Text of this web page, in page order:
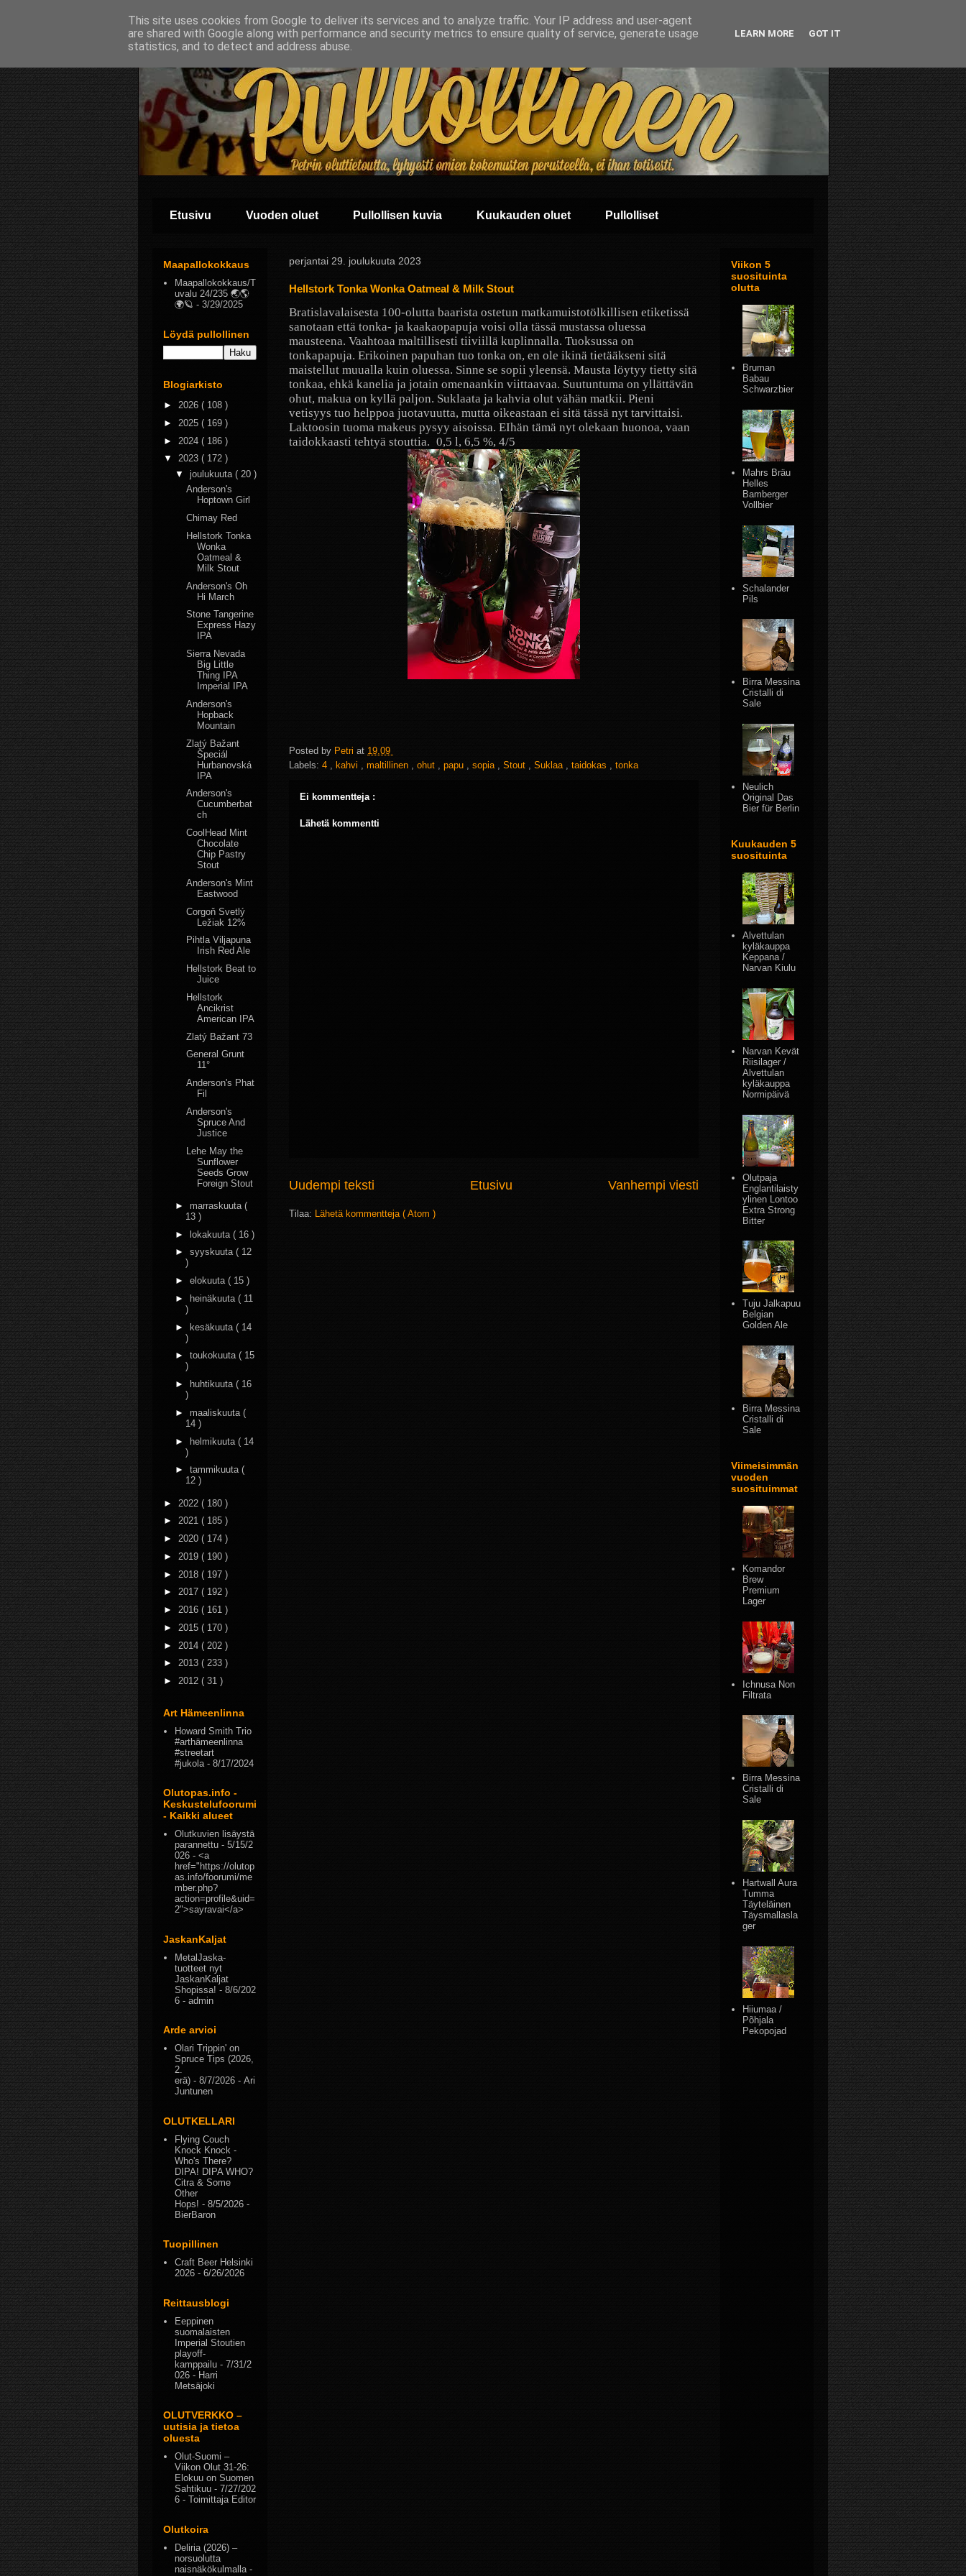
Etusivu Vuoden oluet Pullollisen kuvia Kuukauden oluet Pullolliset
perjantai 29. joulukuuta 2023
Hellstork Tonka Wonka Oatmeal & Milk Stout
Bratislavalaisesta 100-olutta baarista ostetun matkamuistotölkillisen etiketissä
sanotaan että tonka- ja kaakaopapuja voisi olla tässä mustassa oluessa
mausteena. Vaahtoaa maltillisesti tiiviillä kuplinnalla. Tuoksussa on
tonkapapuja. Erikoinen papuhan tuo tonka on, en ole ikinä tietääkseni sitä
maistellut muualla kuin oluessa. Sinne se sopii yleensä. Mausta löytyy tietty sitä
tonkaa, ehkä kanelia ja jotain omenaankin viittaavaa. Suutuntuma on yllättävän
ohut, makua on kyllä paljon. Suklaata ja kahvia olut vähän matkii. Pieni
vetisyys tuo helppoa juotavuutta, mutta oikeastaan ei sitä tässä nyt tarvittaisi.
Laktoosin tuoma makeus pysyy aisoissa. EIhän tämä nyt olekaan huonoa, vaan
taidokkaasti tehtyä stouttia. 0,5 l, 6,5 %, 4/5
Posted by Petri at 19.09
Labels: 4 kahvi maltillinen ohut papu sopia Stout Suklaa taidokas tonka
Ei kommentteja :
Lähetä kommentti
Uudempi teksti Vanhempi viesti
Etusivu
Tilaa: Lähetä kommentteja ( Atom )
Maapallokokkaus
Maapallokokkaus/T
uvalu 24/235 🌏🌎
🌍🪐 - 3/29/2025
Löydä pullollinen
Blogiarkisto
► 2026 ( 108 )
► 2025 ( 169 )
► 2024 ( 186 )
▼ 2023 ( 172 )
▼ joulukuuta ( 20 )
Anderson's
Hoptown Girl
Chimay Red
Hellstork Tonka
Wonka
Oatmeal &
Milk Stout
Anderson's Oh
Hi March
Stone Tangerine
Express Hazy
IPA
Sierra Nevada
Big Little
Thing IPA
Imperial IPA
Anderson's
Hopback
Mountain
Zlatý Bažant
Špeciál
Hurbanovská
IPA
Anderson's
Cucumberbat
ch
CoolHead Mint
Chocolate
Chip Pastry
Stout
Anderson's Mint
Eastwood
Corgoň Svetlý
Ležiak 12%
Pihtla Viljapuna
Irish Red Ale
Hellstork Beat to
Juice
Hellstork
Ancikrist
American IPA
Zlatý Bažant 73
General Grunt
11°
Anderson's Phat
Fil
Anderson's
Spruce And
Justice
Lehe May the
Sunflower
Seeds Grow
Foreign Stout
► marraskuuta (
13 )
► lokakuuta ( 16 )
► syyskuuta ( 12
)
► elokuuta ( 15 )
►
heinäkuuta ( 11
)
► kesäkuuta ( 14
)
► toukokuuta ( 15
)
►
huhtikuuta ( 16
)
► maaliskuuta (
14 )
► helmikuuta ( 14
)
► tammikuuta (
12 )
► 2022 ( 180 )
► 2021 ( 185 )
► 2020 ( 174 )
► 2019 ( 190 )
► 2018 ( 197 )
► 2017 ( 192 )
► 2016 ( 161 )
► 2015 ( 170 )
► 2014 ( 202 )
► 2013 ( 233 )
► 2012 ( 31 )
Art Hämeenlinna
Howard Smith Trio
#arthämeenlinna
#streetart
#jukola - 8/17/2024
Olutopas.info -
Keskustelufoorumi
- Kaikki alueet
Olutkuvien lisäystä
parannettu - 5/15/2
026 - <a
href="https://olutop
as.info/foorumi/me
mber.php?
action=profile&uid=
2">sayravai</a>
JaskanKaljat
MetalJaska-
tuotteet nyt
JaskanKaljat
Shopissa! - 8/6/202
6 - admin
Arde arvioi
Olari Trippin' on
Spruce Tips (2026,
2.
erä) - 8/7/2026 - Ari
Juntunen
OLUTKELLARI
Flying Couch
Knock Knock -
Who's There?
DIPA! DIPA WHO?
Citra & Some
Other
Hops! - 8/5/2026 -
BierBaron
Tuopillinen
Craft Beer Helsinki
2026 - 6/26/2026
Reittausblogi
Eeppinen
suomalaisten
Imperial Stoutien
playoff-
kamppailu - 7/31/2
026 - Harri
Metsäjoki
OLUTVERKKO –
uutisia ja tietoa
oluesta
Olut-Suomi –
Viikon Olut 31-26:
Elokuu on Suomen
Sahtikuu - 7/27/202
6 - Toimittaja Editor
Olutkoira
Deliria (2026) –
norsuolutta
naisnäkökulmalla -
Viikon 5
suosituinta
olutta
Bruman
Babau
Schwarzbier
Mahrs Bräu
Helles
Bamberger
Vollbier
Schalander
Pils
Birra Messina
Cristalli di
Sale
Neulich
Original Das
Bier für Berlin
Kuukauden 5
suosituinta
Alvettulan
kyläkauppa
Keppana /
Narvan Kiulu
Narvan Kevät
Riisilager /
Alvettulan
kyläkauppa
Normipäivä
Olutpaja
Englantilaisty
ylinen Lontoo
Extra Strong
Bitter
Tuju Jalkapuu
Belgian
Golden Ale
Birra Messina
Cristalli di
Sale
Viimeisimmän
vuoden
suosituimmat
Komandor
Brew
Premium
Lager
Ichnusa Non
Filtrata
Birra Messina
Cristalli di
Sale
Hartwall Aura
Tumma
Täyteläinen
Täysmallasla
ger
Hiiumaa /
Põhjala
Pekopojad
This site uses cookies from Google to deliver its services and to analyze traffic. Your IP address and user-agent
are shared with Google along with performance and security metrics to ensure quality of service, generate usage
statistics, and to detect and address abuse.
LEARN MORE GOT IT